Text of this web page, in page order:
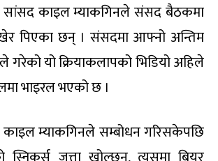
सांसद काइल म्याकगिनले संसद बैठकमा
पिएका छन् । संसदमा आफ्नो अन्तिम
गरेको यो क्रियाकलापको भिडियो अहिले
भाइरल भएको छ ।
काइल म्याकगिनले सम्बोधन गरिसकेपछि